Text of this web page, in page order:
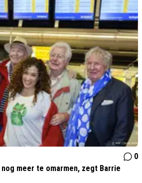
0
meer te omarmen, zegt Barrie